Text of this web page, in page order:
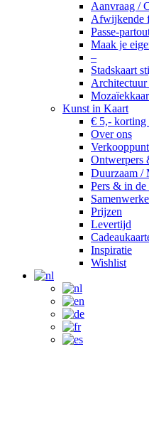
Aanvraag /
Afwijkende
Passe-
Maak je
–
Stadskaart
Architectuur
Kunst in Kaart
€ 5,- korting
Over ons
Ontwerpers
Duurzaam
Pers & in de
Prijzen
Levertijd
Inspiratie
Wishlist